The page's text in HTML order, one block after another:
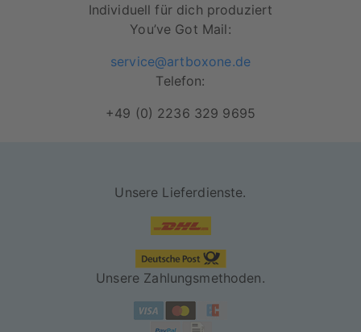
Individuell für dich produziert
You’ve Got Mail:
service@artboxone.de
Telefon:
+49 (0) 2236 329 9695
Unsere Lieferdienste.
Unsere Zahlungsmethoden.